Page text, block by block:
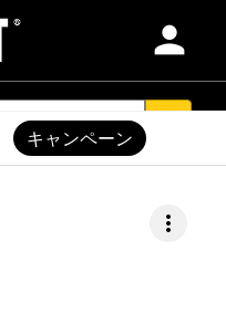
person
more_vert
キャンペーン